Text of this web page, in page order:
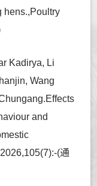
hens.,Poultry
Kadirya, Li
Wang
and
(通